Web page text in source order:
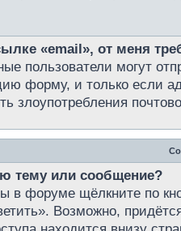
«email», от меня
пользователи могут
форму, и только если
злоупотребления
тему или сообщение?
в форуме щёлкните по
Возможно,